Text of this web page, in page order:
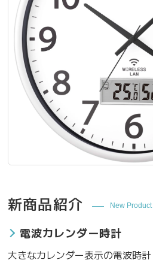
新商品紹介 New Product
電波カレンダー時計
大きなカレンダー表示の電波時計